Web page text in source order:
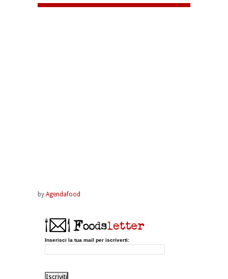
by Agendafood
Inserisci la tua mail per iscriverti: